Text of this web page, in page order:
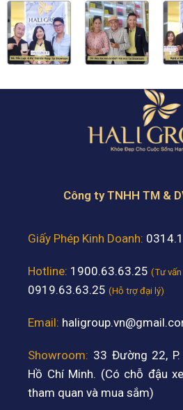
Công ty TNHH TM &
Giấy Phép Kinh Doanh:
Hotline: 1900.63.63.25 (Tư
0919.63.63.25 (Hỗ trợ đại lý)
Email:
Showroom: 33 Đường 22, P.
Hồ Chí Minh. (Có chỗ đậu
tham quan và mua sắm)